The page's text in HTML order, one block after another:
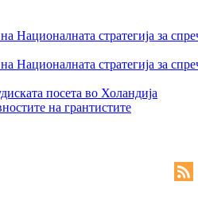
Националната стратегија за
Националната стратегија за
посета во Холандија
на грантистите